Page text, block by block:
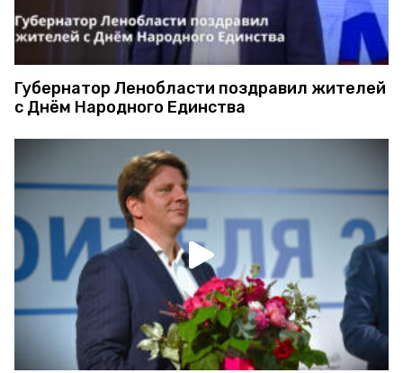
Губернатор Ленобласти поздравил жителей
с Днём Народного Единства